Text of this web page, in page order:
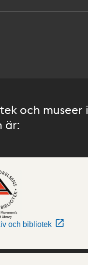
och museer i
är:
och bibliotek